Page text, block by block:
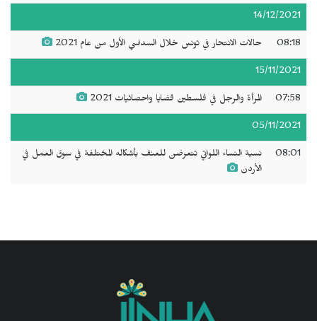
14/12/2021
08:18 حالات الانتحار في تونس خلال السداسي الأول من عام 2021
15/11/2021
07:58 المرأة والرجل في فلسطين قضايا واحصائيات 2021
05/11/2021
08:01
نسبة النساء اللواتي تتعرضن للعنف بأشكاله المختلفة في سوق العمل في
الأردن